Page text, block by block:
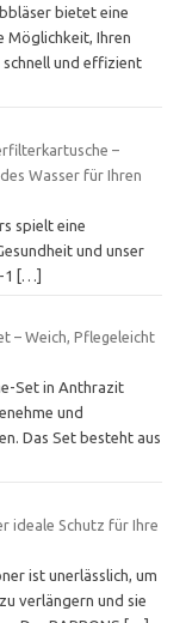
bietet eine
Möglichkeit, Ihren
schnell und effizient
–
Wasser für Ihren
spielt eine
und unser
[…]
– Weich, Pflegeleicht
Set in Anthrazit
und
Das Set besteht aus
ideale Schutz für Ihre
ist unerlässlich, um
verlängern und sie